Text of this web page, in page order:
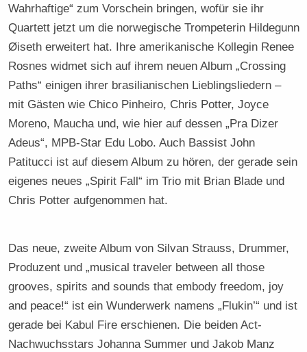
Wahrhaftige“ zum Vorschein bringen, wofür sie ihr
Quartett jetzt um die norwegische Trompeterin Hildegunn
Øiseth erweitert hat. Ihre amerikanische Kollegin Renee
Rosnes widmet sich auf ihrem neuen Album „Crossing
Paths“ einigen ihrer brasilianischen Lieblingsliedern –
mit Gästen wie Chico Pinheiro, Chris Potter, Joyce
Moreno, Maucha und, wie hier auf dessen „Pra Dizer
Adeus“, MPB-Star Edu Lobo. Auch Bassist John
Patitucci ist auf diesem Album zu hören, der gerade sein
eigenes neues „Spirit Fall“ im Trio mit Brian Blade und
Chris Potter aufgenommen hat.
Das neue, zweite Album von Silvan Strauss, Drummer,
Produzent und „musical traveler between all those
grooves, spirits and sounds that embody freedom, joy
and peace!“ ist ein Wunderwerk namens „Flukin’“ und ist
gerade bei Kabul Fire erschienen. Die beiden Act-
Nachwuchsstars Johanna Summer und Jakob Manz